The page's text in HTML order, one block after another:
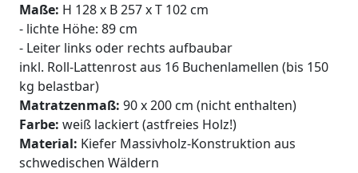
Maße: H 128 x B 257 x T 102 cm
- lichte Höhe: 89 cm
- Leiter links oder rechts aufbaubar
inkl. Roll-Lattenrost aus 16 Buchenlamellen (bis 150
kg belastbar)
Matratzenmaß: 90 x 200 cm (nicht enthalten)
Farbe: weiß lackiert (astfreies Holz!)
Material: Kiefer Massivholz-Konstruktion aus
schwedischen Wäldern